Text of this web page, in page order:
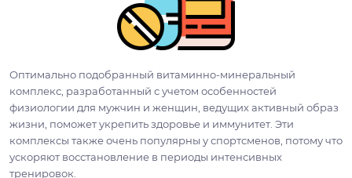
Оптимально подобранный витаминно-минеральный
комплекс, разработанный с учетом особенностей
физиологии для мужчин и женщин, ведущих активный образ
жизни, поможет укрепить здоровье и иммунитет. Эти
комплексы также очень популярны у спортсменов, потому что
ускоряют восстановление в периоды интенсивных
тренировок.